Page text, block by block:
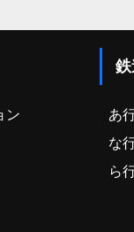
ン あ
な
ら